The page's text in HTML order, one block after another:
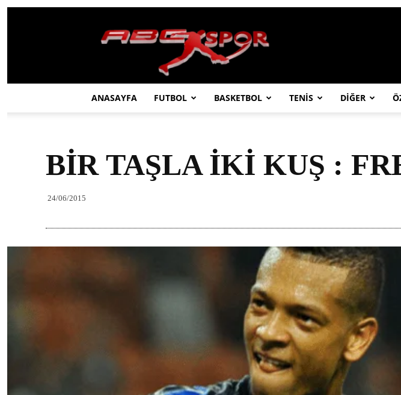
ABC
SPOR
ANASAYFA FUTBOL BASKETBOL TENİS DİĞER
BİR TAŞLA İKİ KUŞ :
24/06/2015